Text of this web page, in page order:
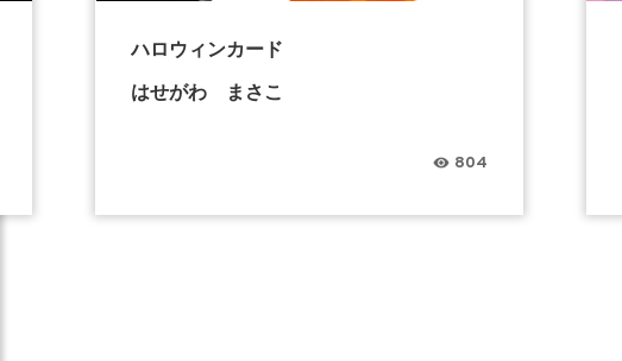
ハロウィンカード
はせがわ まさこ
804